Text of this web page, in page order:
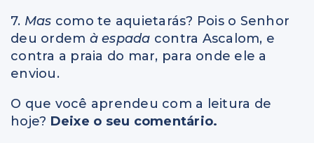
7. Mas como te aquietarás? Pois o Senhor
deu ordem à espada contra Ascalom, e
contra a praia do mar, para onde ele a
enviou.
O que você aprendeu com a leitura de
hoje? Deixe o seu comentário.